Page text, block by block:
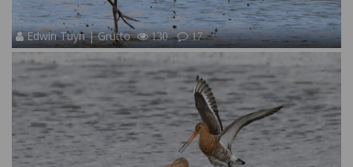
Edwin Tuyn | Grutto 130 17